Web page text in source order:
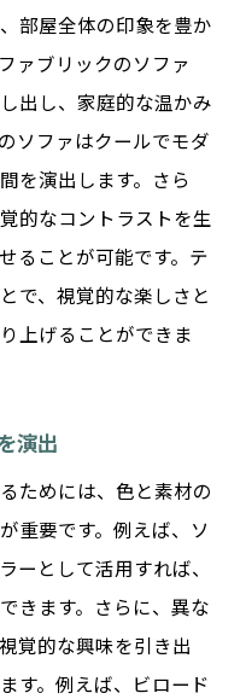
部屋全体の印象を豊か
ァブリックのソファ
出し、家庭的な温かみ
ソファはクールでモダ
を演出します。さら
的なコントラストを生
ることが可能です。テ
で、視覚的な楽しさと
上げることができま
演出
ためには、色と素材の
重要です。例えば、ソ
ーとして活用すれば、
きます。さらに、異な
覚的な興味を引き出
す。例えば、ビロード